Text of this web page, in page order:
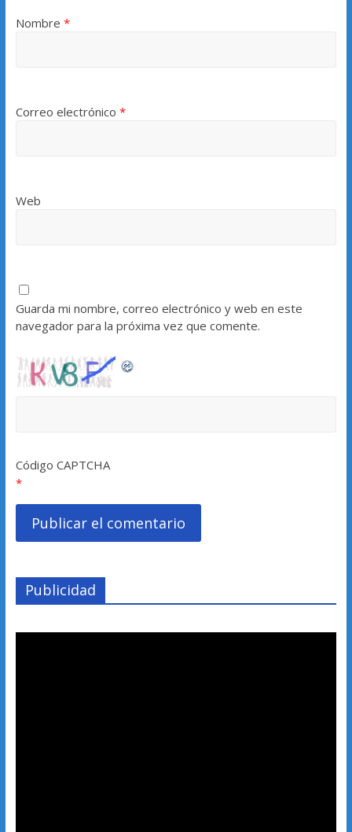
Nombre *
Correo electrónico *
Web
Guarda mi nombre, correo electrónico y web en este
navegador para la próxima vez que comente.
Código CAPTCHA
*
Publicidad